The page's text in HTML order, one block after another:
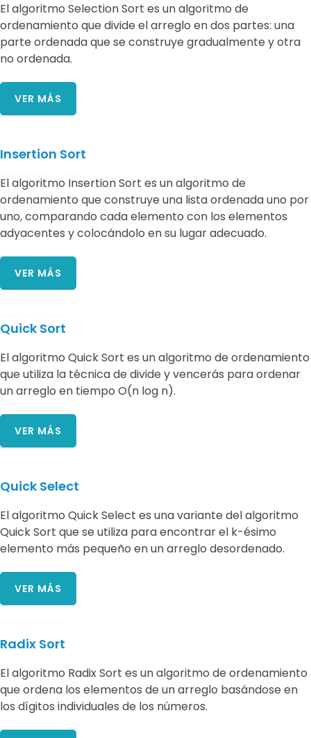
El algoritmo Selection Sort es un algoritmo de
ordenamiento que divide el arreglo en dos partes: una
parte ordenada que se construye gradualmente y otra
no ordenada.
VER MÁS
Insertion Sort
El algoritmo Insertion Sort es un algoritmo de
ordenamiento que construye una lista ordenada uno por
uno, comparando cada elemento con los elementos
adyacentes y colocándolo en su lugar adecuado.
VER MÁS
Quick Sort
El algoritmo Quick Sort es un algoritmo de ordenamiento
que utiliza la técnica de divide y vencerás para ordenar
un arreglo en tiempo O(n log n).
VER MÁS
Quick Select
El algoritmo Quick Select es una variante del algoritmo
Quick Sort que se utiliza para encontrar el k-ésimo
elemento más pequeño en un arreglo desordenado.
VER MÁS
Radix Sort
El algoritmo Radix Sort es un algoritmo de ordenamiento
que ordena los elementos de un arreglo basándose en
los dígitos individuales de los números.